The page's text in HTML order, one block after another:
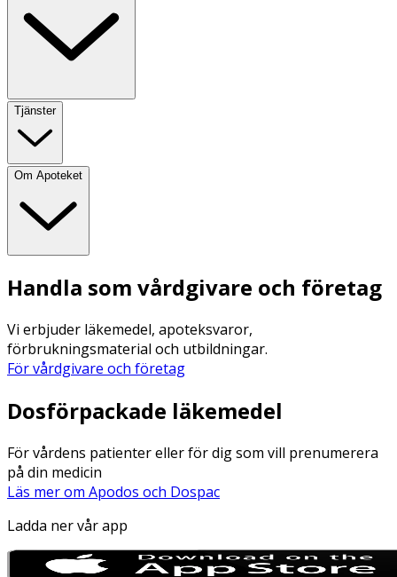
Tjänster
Om Apoteket
Handla som vårdgivare och företag
Vi erbjuder läkemedel, apoteksvaror,
förbrukningsmaterial och utbildningar.
För vårdgivare och företag
Dosförpackade läkemedel
För vårdens patienter eller för dig som vill prenumerera
på din medicin
Läs mer om Apodos och Dospac
Ladda ner vår app